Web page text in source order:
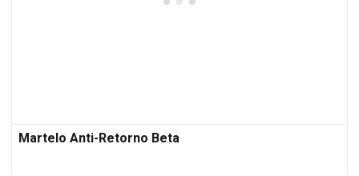
Martelo Anti-Retorno Beta